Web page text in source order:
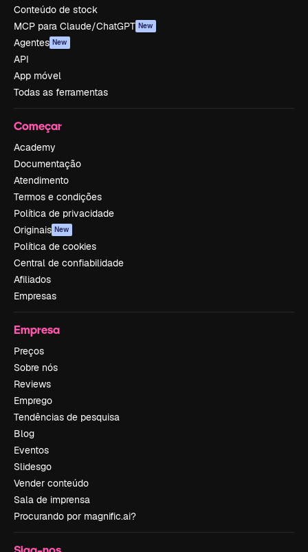
Conteúdo de stock
MCP para Claude/ChatGPT New
Agentes New
API
App móvel
Todas as ferramentas
Começar
Academy
Documentação
Atendimento
Termos e condições
Política de privacidade
Originais New
Política de cookies
Central de confiabilidade
Afiliados
Empresas
Empresa
Preços
Sobre nós
Reviews
Emprego
Tendências de pesquisa
Blog
Eventos
Slidesgo
Vender conteúdo
Sala de imprensa
Procurando por magnific.ai?